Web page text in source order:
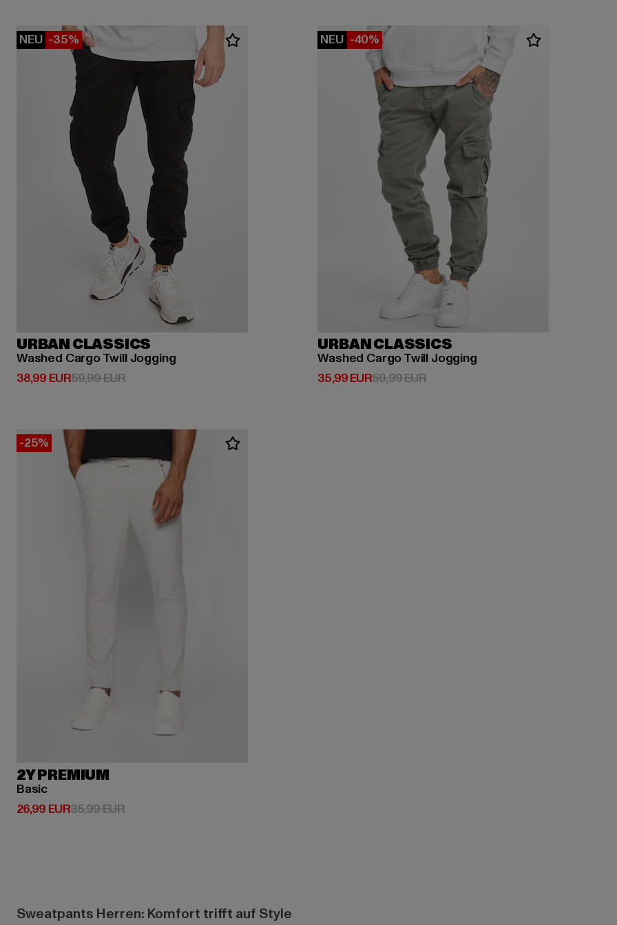
NEU -35%
URBAN CLASSICS
Washed Cargo Twill Jogging
38,99 EUR
Derzeitiger Preis: 38,99 EUR
59,99 EURAktionspreis: 59,99 EUR
NEU -40%
URBAN CLASSICS
Washed Cargo Twill Jogging
35,99 EUR
Derzeitiger Preis: 35,99 EUR
59,99 EURAktionspreis: 59,99 EUR
-25%
2Y PREMIUM
Basic
26,99 EUR
Derzeitiger Preis: 26,99 EUR
35,99 EURAktionspreis: 35,99 EUR
Sweatpants Herren: Komfort trifft auf Style